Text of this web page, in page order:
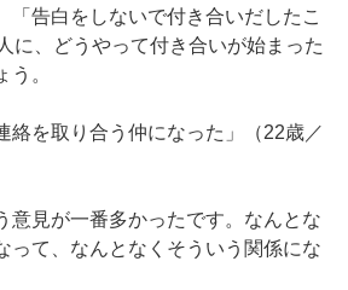
「告白をしないで付き合いだしたこ
に、どうやって付き合いが始まった
。
絡を取り合う仲になった」（22歳／
意見が一番多かったです。なんとな
って、なんとなくそういう関係にな